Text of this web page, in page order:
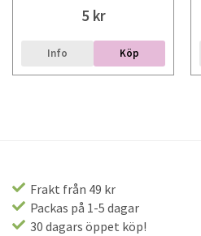
5 kr
Info Köp
Frakt från 49 kr
Packas på 1-5 dagar
30 dagars öppet köp!